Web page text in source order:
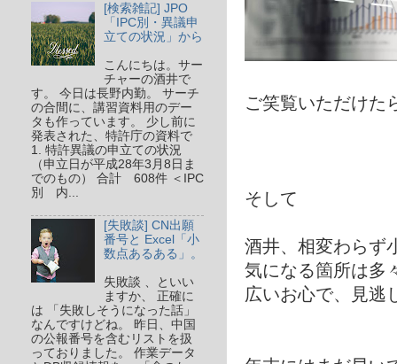
ご笑覧いただけた
そして
酒井、相変わらず
気になる箇所は多
広いお心で、見逃
[検索雑記] JPO
「IPC別・異議申
立ての状況」から
こんにちは。サー
チャーの酒井で
す。 今日は長野内勤。 サーチ
の合間に、講習資料用のデー
タも作っています。 少し前に
発表された、特許庁の資料で
1. 特許異議の申立ての状況
（申立日が平成28年3月8日ま
でのもの） 合計 608件 ＜IPC
別 内...
[失敗談] CN出願
番号と Excel「小
数点あるある」。
失敗談 、といい
ますか、 正確に
は 「失敗しそうになった話」
なんですけどね。 昨日、中国
の公報番号を含むリストを扱
っておりました。 作業データ